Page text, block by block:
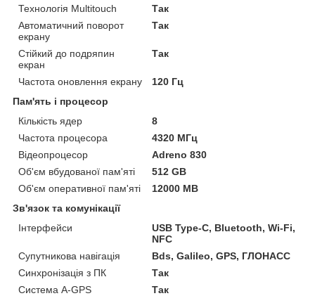
Технологія Multitouch
Так
Автоматичний поворот
екрану
Так
Стійкий до подряпин
екран
Так
Частота оновлення екрану
120 Гц
Пам'ять і процесор
Кількість ядер
8
Частота процесора
4320 МГц
Відеопроцесор
Adreno 830
Об'єм вбудованої пам'яті
512 GB
Об'єм оперативної пам'яті
12000 MB
Зв'язок та комунікації
Інтерфейси
USB Type-C, Bluetooth, Wi-Fi,
NFC
Супутникова навігація
Bds, Galileo, GPS, ГЛОНАСС
Синхронізація з ПК
Так
Система A-GPS
Так